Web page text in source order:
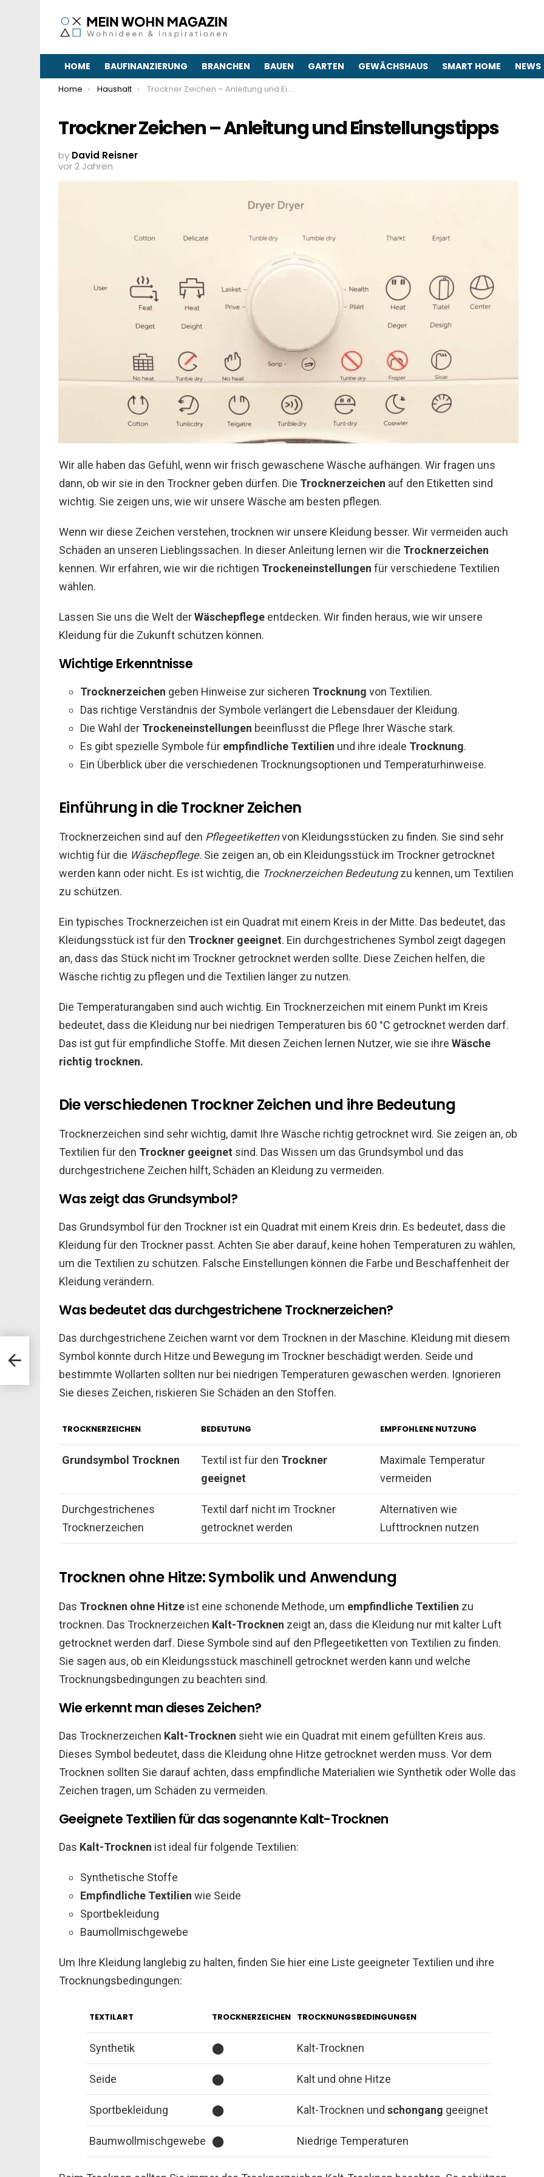
HOME BAUFINANZIERUNG BRANCHEN BAUEN GARTEN GEWÄCHSHAUS SMART HOME NEWS
You are here:
Home Haushalt Trockner Zeichen – Anleitung und Einstellungstipps
Trockner Zeichen – Anleitung und Einstellungstipps
by David Reisner
vor 2 Jahren
Wir alle haben das Gefühl, wenn wir frisch gewaschene Wäsche aufhängen. Wir fragen uns
dann, ob wir sie in den Trockner geben dürfen. Die Trocknerzeichen auf den Etiketten sind
wichtig. Sie zeigen uns, wie wir unsere Wäsche am besten pflegen.
Wenn wir diese Zeichen verstehen, trocknen wir unsere Kleidung besser. Wir vermeiden auch
Schäden an unseren Lieblingssachen. In dieser Anleitung lernen wir die Trocknerzeichen
kennen. Wir erfahren, wie wir die richtigen Trockeneinstellungen für verschiedene Textilien
wählen.
Lassen Sie uns die Welt derWäschepflege entdecken. Wir finden heraus, wie wir unsere
Kleidung für die Zukunft schützen können.
Wichtige Erkenntnisse
Trocknerzeichen geben Hinweise zur sicheren Trocknung von Textilien.
Das richtige Verständnis der Symbole verlängert die Lebensdauer der Kleidung.
Die Wahl der Trockeneinstellungen beeinflusst die Pflege Ihrer Wäsche stark.
Es gibt spezielle Symbole für empfindliche Textilien und ihre ideale Trocknung.
Ein Überblick über die verschiedenen Trocknungsoptionen und Temperaturhinweise.
Einführung in die Trockner Zeichen
Trocknerzeichen sind auf den Pflegeetikettenvon Kleidungsstücken zu finden. Sie sind sehr
wichtig für die Wäschepflege. Sie zeigen an, ob ein Kleidungsstück im Trockner getrocknet
werden kann oder nicht. Es ist wichtig, die Trocknerzeichen Bedeutungzu kennen, um Textilien
zu schützen.
Ein typisches Trocknerzeichen ist ein Quadrat mit einem Kreis in der Mitte. Das bedeutet, das
Kleidungsstück ist für den Trockner geeignet. Ein durchgestrichenes Symbol zeigt dagegen
an, dass das Stück nicht im Trockner getrocknet werden sollte. Diese Zeichen helfen, die
Wäsche richtig zu pflegen und die Textilien länger zu nutzen.
Die Temperaturangaben sind auch wichtig. Ein Trocknerzeichen mit einem Punkt im Kreis
bedeutet, dass die Kleidung nur bei niedrigen Temperaturen bis 60 °C getrocknet werden darf.
Das ist gut für empfindliche Stoffe. Mit diesen Zeichen lernen Nutzer, wie sie ihre Wäsche
richtig trocknen.
Die verschiedenen Trockner Zeichen und ihre Bedeutung
Trocknerzeichen sind sehr wichtig, damit Ihre Wäsche richtig getrocknet wird. Sie zeigen an, ob
Textilien für den Trockner geeignet sind. Das Wissen um das Grundsymbol und das
durchgestrichene Zeichen hilft, Schäden an Kleidung zu vermeiden.
Was zeigt das Grundsymbol?
Das Grundsymbol für den Trockner ist ein Quadrat mit einem Kreis drin. Es bedeutet, dass die
Kleidung für den Trockner passt. Achten Sie aber darauf, keine hohen Temperaturen zu wählen,
um die Textilien zu schützen. Falsche Einstellungen können die Farbe und Beschaffenheit der
Kleidung verändern.
Was bedeutet das durchgestrichene Trocknerzeichen?
Das durchgestrichene Zeichen warnt vor dem Trocknen in der Maschine. Kleidung mit diesem
Symbol könnte durch Hitze und Bewegung im Trockner beschädigt werden. Seide und
bestimmte Wollarten sollten nur bei niedrigen Temperaturen gewaschen werden. Ignorieren
Sie dieses Zeichen, riskieren Sie Schäden an den Stoffen.
TROCKNERZEICHEN BEDEUTUNG EMPFOHLENE NUTZUNG
Grundsymbol Trocknen Textil ist für den Trockner
geeignet
Maximale Temperatur
vermeiden
Durchgestrichenes
Trocknerzeichen
Textil darf nicht im Trockner
getrocknet werden
Alternativen wie
Lufttrocknen nutzen
Trocknen ohne Hitze: Symbolik und Anwendung
Das Trocknen ohne Hitze ist eine schonende Methode, um empfindliche Textilien zu
trocknen. Das Trocknerzeichen Kalt-Trocknen zeigt an, dass die Kleidung nur mit kalter Luft
getrocknet werden darf. Diese Symbole sind auf den Pflegeetiketten von Textilien zu finden.
Sie sagen aus, ob ein Kleidungsstück maschinell getrocknet werden kann und welche
Trocknungsbedingungen zu beachten sind.
Wie erkennt man dieses Zeichen?
Das Trocknerzeichen Kalt-Trocknen sieht wie ein Quadrat mit einem gefüllten Kreis aus.
Dieses Symbol bedeutet, dass die Kleidung ohne Hitze getrocknet werden muss. Vor dem
Trocknen sollten Sie darauf achten, dass empfindliche Materialien wie Synthetik oder Wolle das
Zeichen tragen, um Schäden zu vermeiden.
Geeignete Textilien für das sogenannte Kalt-Trocknen
Das Kalt-Trocknen ist ideal für folgende Textilien:
Synthetische Stoffe
Empfindliche Textilien wie Seide
Sportbekleidung
Baumollmischgewebe
Um Ihre Kleidung langlebig zu halten, finden Sie hier eine Liste geeigneter Textilien und ihre
Trocknungsbedingungen:
TEXTILART TROCKNERZEICHEN TROCKNUNGSBEDINGUNGEN
Synthetik ⬤ Kalt-Trocknen
Seide ⬤ Kalt und ohne Hitze
Sportbekleidung ⬤ Kalt-Trocknen und schongang geeignet
Baumwollmischgewebe ⬤ Niedrige Temperaturen